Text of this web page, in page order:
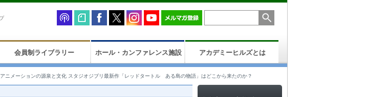
会員制ライブラリー ホール・カンファレンス施設 アカデミーヒルズとは
ニメーションの源泉と文化 スタジオジブリ最新作「レッドタートル ある島の物語」はどこから来たのか？